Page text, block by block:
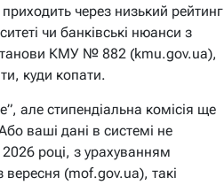
через низький рейтинг
чи банківські нюанси з
КМУ № 882 (kmu.gov.ua),
куди копати.
але стипендіальна комісія ще
ваші дані в системі не
2026 році, з урахуванням
вересня (mof.gov.ua), такі